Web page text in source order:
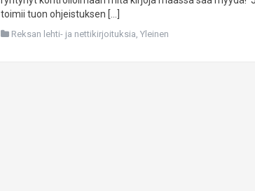
toimii tuon ohjeistuksen […]
Reksan lehti- ja nettikirjoituksia,Yleinen